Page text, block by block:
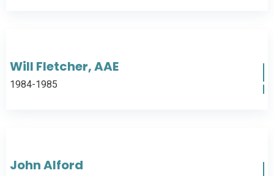
Will Fletcher, AAE
1984-1985
John Alford